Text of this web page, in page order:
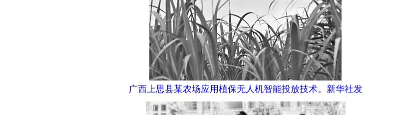
广西上思县某农场应用植保无人机智能投放技术。新华社发